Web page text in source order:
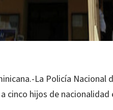
La Policía
cinco hijos de nacionalidad